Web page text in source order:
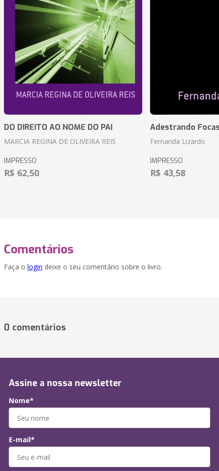
DO DIREITO AO NOME DO PAI
MARCIA REGINA DE OLIVEIRA REIS
IMPRESSO
R$ 62,50
Adestrando
Fernanda Lizardo
IMPRESSO
R$ 43,58
Comentários
Faça o login deixe o seu comentário sobre o livro.
0 comentários
Assine a nossa newsletter
Nome*
E-mail*